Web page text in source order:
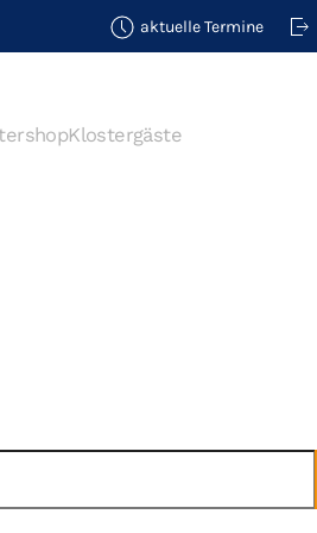
aktuelle Termine
Klostergäste